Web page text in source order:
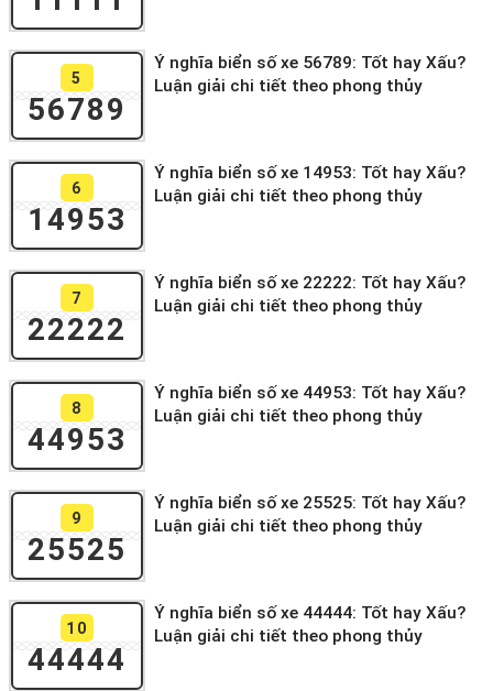
5
56789
Ý nghĩa biển số xe 56789: Tốt hay Xấu?
Luận giải chi tiết theo phong thủy
6
14953
Ý nghĩa biển số xe 14953: Tốt hay Xấu?
Luận giải chi tiết theo phong thủy
7
22222
Ý nghĩa biển số xe 22222: Tốt hay Xấu?
Luận giải chi tiết theo phong thủy
8
44953
Ý nghĩa biển số xe 44953: Tốt hay Xấu?
Luận giải chi tiết theo phong thủy
9
25525
Ý nghĩa biển số xe 25525: Tốt hay Xấu?
Luận giải chi tiết theo phong thủy
10
44444
Ý nghĩa biển số xe 44444: Tốt hay Xấu?
Luận giải chi tiết theo phong thủy